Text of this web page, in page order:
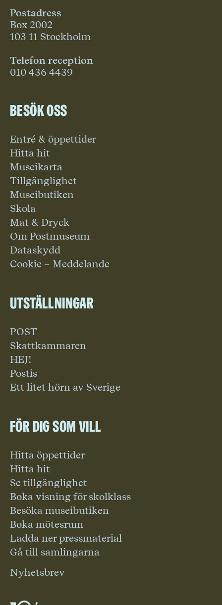
Postadress
Box 2002
103 11 Stockholm
Telefon reception
010 436 4439
Besök oss
Entré & öppettider
Hitta hit
Museikarta
Tillgänglighet
Museibutiken
Skola
Mat & Dryck
Om Postmuseum
Dataskydd
Cookie – Meddelande
Utställningar
POST
Skattkammaren
HEJ!
Postis
Ett litet hörn av Sverige
För dig som vill
Hitta öppettider
Hitta hit
Se tillgänglighet
Boka visning för skolklass
Besöka museibutiken
Boka mötesrum
Ladda ner pressmaterial
Gå till samlingarna
Nyhetsbrev